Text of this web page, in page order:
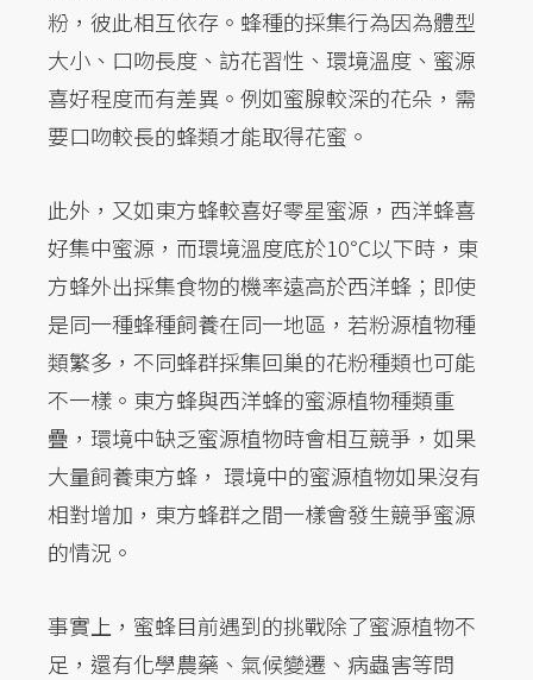
粉，彼此相互依存。蜂種的採集行為因為體型
大小、口吻長度、訪花習性、環境溫度、蜜源
喜好程度而有差異。例如蜜腺較深的花朵，需
要口吻較長的蜂類才能取得花蜜。
此外，又如東方蜂較喜好零星蜜源，西洋蜂喜
好集中蜜源，而環境溫度底於10℃以下時，東
方蜂外出採集食物的機率遠高於西洋蜂；即使
是同一種蜂種飼養在同一地區，若粉源植物種
類繁多，不同蜂群採集回巢的花粉種類也可能
不一樣。東方蜂與西洋蜂的蜜源植物種類重
疊，環境中缺乏蜜源植物時會相互競爭，如果
大量飼養東方蜂， 環境中的蜜源植物如果沒有
相對增加，東方蜂群之間一樣會發生競爭蜜源
的情況。
事實上，蜜蜂目前遇到的挑戰除了蜜源植物不
足，還有化學農藥、氣候變遷、病蟲害等問